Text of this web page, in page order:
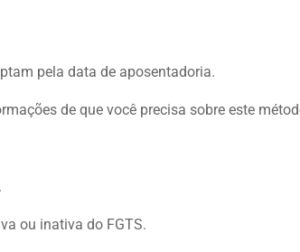
pela data de aposentadoria.
de que você precisa sobre este
ou inativa do FGTS.